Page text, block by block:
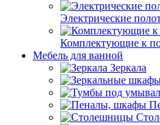
Электрические
Комплектующие к
Мебель для ванной
Зеркала